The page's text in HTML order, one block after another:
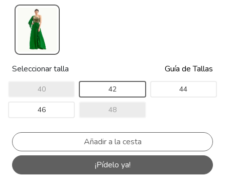
Seleccionar talla Guía de Tallas
40 42 44
46 48
¡Pídelo ya!